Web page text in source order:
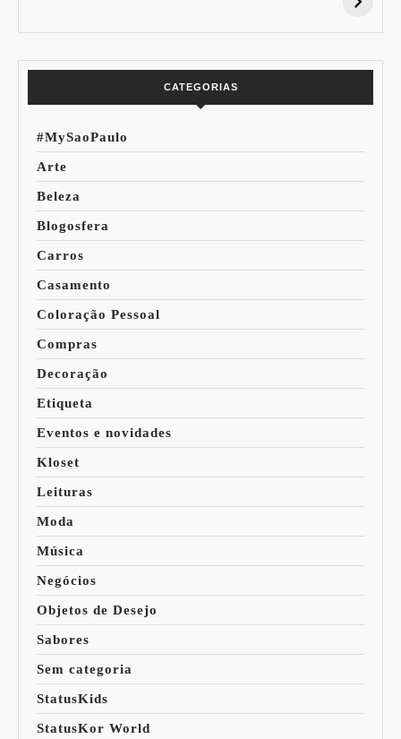
CATEGORIAS
#MySaoPaulo
Arte
Beleza
Blogosfera
Carros
Casamento
Coloração Pessoal
Compras
Decoração
Etiqueta
Eventos e novidades
Kloset
Leituras
Moda
Música
Negócios
Objetos de Desejo
Sabores
Sem categoria
StatusKids
StatusKor World